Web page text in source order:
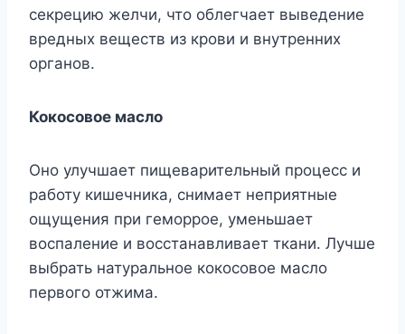
секрецию желчи, что облегчает выведение
вредных веществ из крови и внутренних
органов.
Кокосовое масло
Оно улучшает пищеварительный процесс и
работу кишечника, снимает неприятные
ощущения при геморрое, уменьшает
воспаление и восстанавливает ткани. Лучше
выбрать натуральное кокосовое масло
первого отжима.